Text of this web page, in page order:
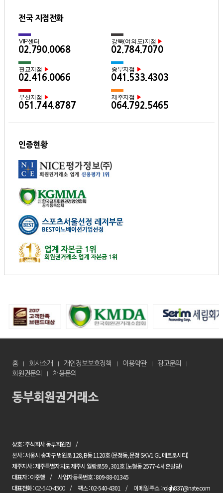
전국 지점전화
VIP센터
02.790.0068
강북(여의도)지점 ▶
02.784.7070
판교지점 ▶
02.416.0066
중부지점 ▶
041.533.4303
부산지점 ▶
051.744.8787
제주지점 ▶
064.792.5465
인증현황
홈 회사소개 개인정보보호정책 이용약관
광고문의
회원권문의
채용문의
상호 : 주식회사 동부회원권
본사 : 서울시 송파구 법원로 128, B동 1120호 (문정동, 문정 SK V1 GL 메트로시티)
제주지사 : 제주특별자치도 제주시 월랑로59 , 301호 (노형동 2577-4 세흔빌딩)
대표자 : 이준행
사업자등록번호 : 809-88-01345
대표전화 :02-540-4300 팩스 : 02-540-4301 이메일 주소 : rokjh837@nate.com